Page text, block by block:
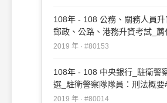
108年 - 108 公務、關務人員升
郵政、公路、港務升資考試_薦
法制：刑法#80153
2019 年 · #80153
108年 - 108 中央銀行_駐衛警
選_駐衛警察隊隊員：刑法概
2019 年 · #80014